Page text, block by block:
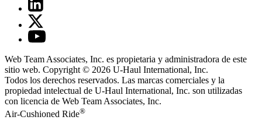
Web Team Associates, Inc. es propietaria y administradora de este
sitio web. Copyright © 2026 U-Haul International, Inc.
Todos los derechos reservados. Las marcas comerciales y la
propiedad intelectual de U-Haul International, Inc. son utilizadas
con licencia de Web Team Associates, Inc.
Air-Cushioned Ride®